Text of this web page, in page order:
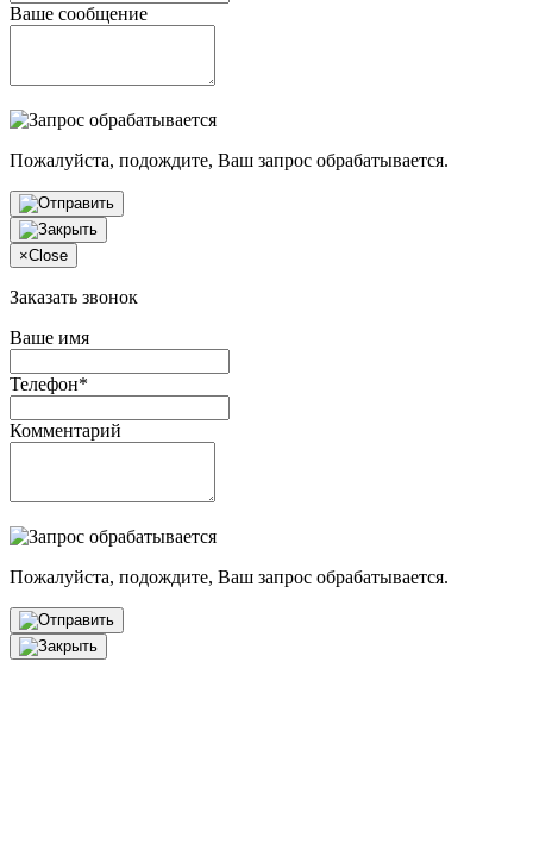
Ваше сообщение
Пожалуйста, подождите, Ваш запрос обрабатывается.
×Close
Заказать звонок
Ваше имя
Телефон*
Комментарий
Пожалуйста, подождите, Ваш запрос обрабатывается.